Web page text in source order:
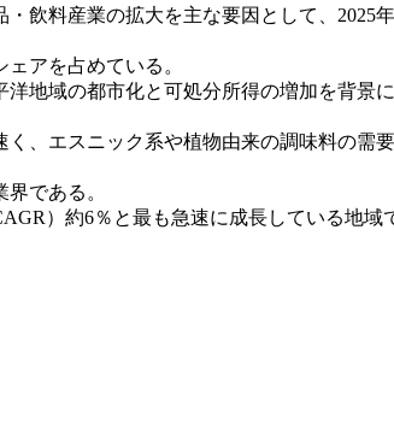
飲料産業の拡大を主な要因として、2025
アを占めている。
地域の都市化と可処分所得の増加を背景
、エスニック系や植物由来の調味料の需要
である。
）約6％と最も急速に成長している地域